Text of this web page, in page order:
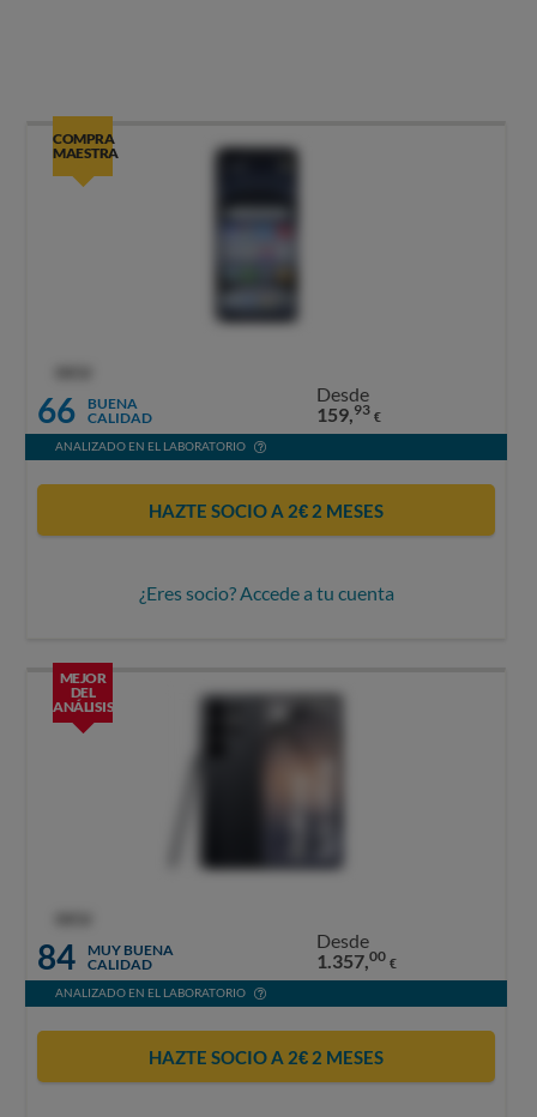
COMPRA
MAESTRA
66
BUENA
CALIDAD
Desde
159,93 €
ANALIZADO EN EL LABORATORIO
HAZTE SOCIO A 2€ 2 MESES
¿Eres socio? Accede a tu cuenta
MEJOR
DEL
ANÁLISIS
84
MUY BUENA
CALIDAD
Desde
1.357,00 €
ANALIZADO EN EL LABORATORIO
HAZTE SOCIO A 2€ 2 MESES